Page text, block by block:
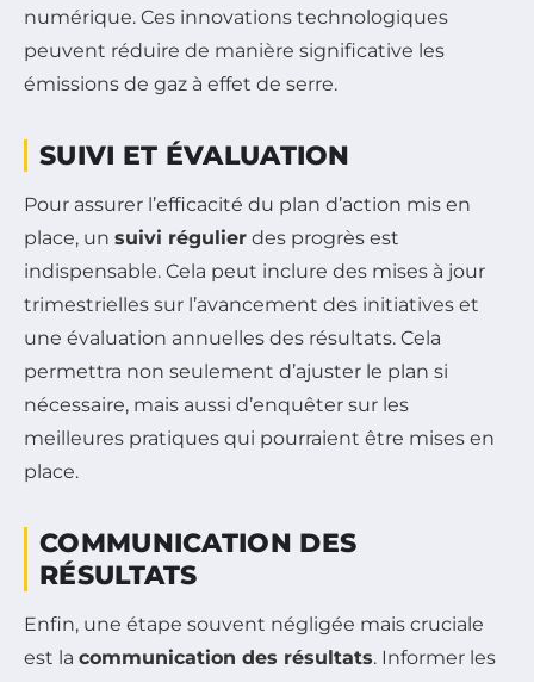
numérique. Ces innovations technologiques
peuvent réduire de manière significative les
émissions de gaz à effet de serre.
SUIVI ET ÉVALUATION
Pour assurer l’efficacité du plan d’action mis en
place, un suivi régulier des progrès est
indispensable. Cela peut inclure des mises à jour
trimestrielles sur l’avancement des initiatives et
une évaluation annuelles des résultats. Cela
permettra non seulement d’ajuster le plan si
nécessaire, mais aussi d’enquêter sur les
meilleures pratiques qui pourraient être mises en
place.
COMMUNICATION DES
RÉSULTATS
Enfin, une étape souvent négligée mais cruciale
est la communication des résultats. Informer les